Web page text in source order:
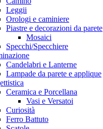
Leggii
Orologi e caminiere
Piastre e decorazioni da parete
Mosaici
Specchi/Specchiere
Candelabri e Lanterne
Lampade da parete e applique
Ceramica e Porcellana
Vasi e Versatoi
Curiosità
Ferro Battuto